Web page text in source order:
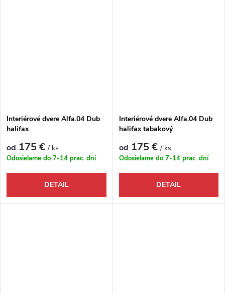
Interiérové dvere Alfa.04 Dub
halifax
od 175 €/ ks
Odosielame do 7-14 prac. dní
DETAIL
Interiérové dvere Alfa.04 Dub
halifax tabakový
od 175 €/ ks
Odosielame do 7-14 prac. dní
DETAIL